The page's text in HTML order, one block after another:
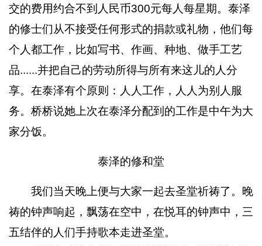
交的费用约合不到人民币300元每人每星期。泰泽
的修士们从不接受任何形式的捐款或礼物，他们每
个人都工作，比如写书、作画、种地、做手工艺
品......并把自己的劳动所得与所有来这儿的人分
享。在泰泽有个原则：人人工作，人人为别人服
务。桥桥说她上次在泰泽分配到的工作是中午为大
家分饭。
泰泽的修和堂
我们当天晚上便与大家一起去圣堂祈祷了。晚
祷的钟声响起，飘荡在空中，在悦耳的钟声中，三
五结伴的人们手持歌本走进圣堂。